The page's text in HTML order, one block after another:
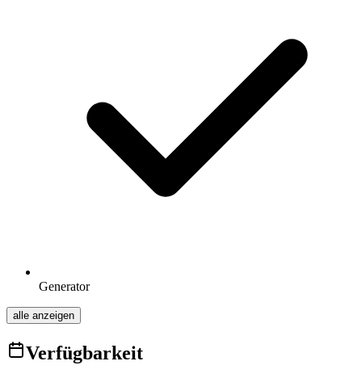
Generator
alle anzeigen
Verfügbarkeit